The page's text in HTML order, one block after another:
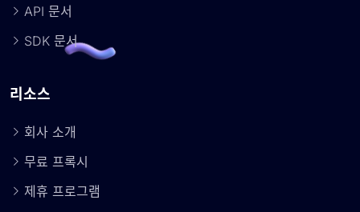
API 문서
SDK 문서
리소스
회사 소개
무료 프록시
제휴 프로그램